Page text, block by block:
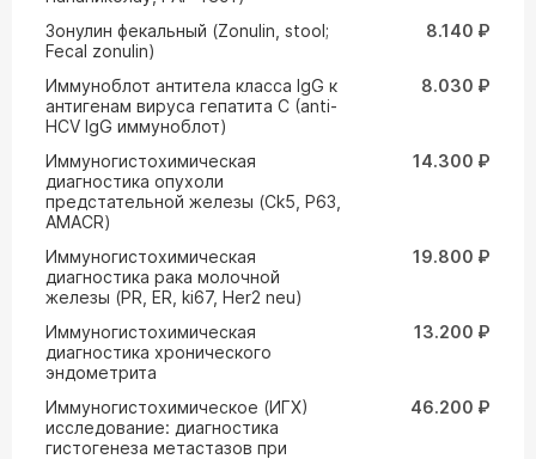
Зонулин фекальный (Zonulin, stool;
Fecal zonulin)
8.140 ₽
Иммуноблот антитела класса IgG к
антигенам вируса гепатита С (anti-
HCV IgG иммуноблот)
8.030 ₽
Иммуногистохимическая
диагностика опухоли
предстательной железы (Ck5, P63,
AMACR)
14.300 ₽
Иммуногистохимическая
диагностика рака молочной
железы (PR, ER, ki67, Her2 neu)
19.800 ₽
Иммуногистохимическая
диагностика хронического
эндометрита
13.200 ₽
Иммуногистохимическое (ИГХ)
исследование: диагностика
гистогенеза метастазов при
46.200 ₽